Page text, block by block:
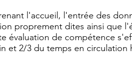
l'accueil, l'entrée des
proprement dites ainsi que
évaluation de compétence
et 2/3 du temps en circulation